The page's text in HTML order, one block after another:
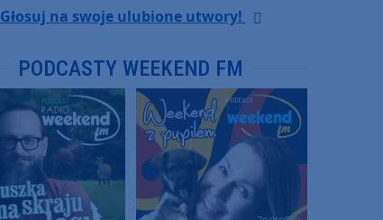
Głosuj na swoje ulubione utwory!
PODCASTY WEEKEND FM